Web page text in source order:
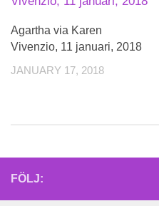
Agartha via Karen
Vivenzio, 11 januari, 2018
JANUARY 17, 2018
FÖLJ: